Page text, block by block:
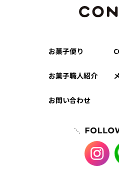
お菓子便り
お菓子職人紹介
お問い合わせ